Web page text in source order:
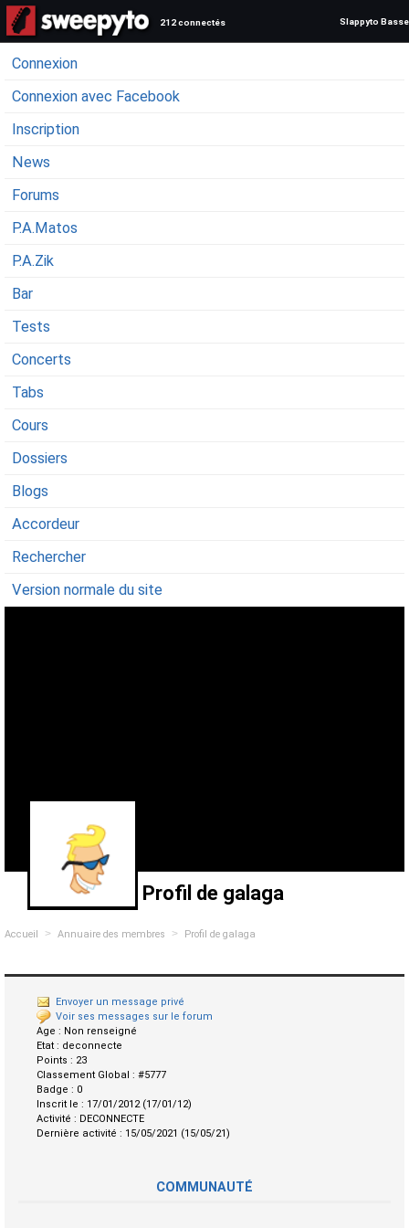
212 connectés Slappyto Basse
Connexion
Connexion avec Facebook
Inscription
News
Forums
P.A.Matos
P.A.Zik
Bar
Tests
Concerts
Tabs
Cours
Dossiers
Blogs
Accordeur
Rechercher
Version normale du site
Profil de galaga
Accueil > Annuaire des membres > Profil de galaga
Envoyer un message privé
Voir ses messages sur le forum
Age : Non renseigné
Etat : deconnecte
Points : 23
Classement Global : #5777
Badge : 0
Inscrit le : 17/01/2012 (17/01/12)
Activité : DECONNECTE
Dernière activité : 15/05/2021 (15/05/21)
COMMUNAUTÉ